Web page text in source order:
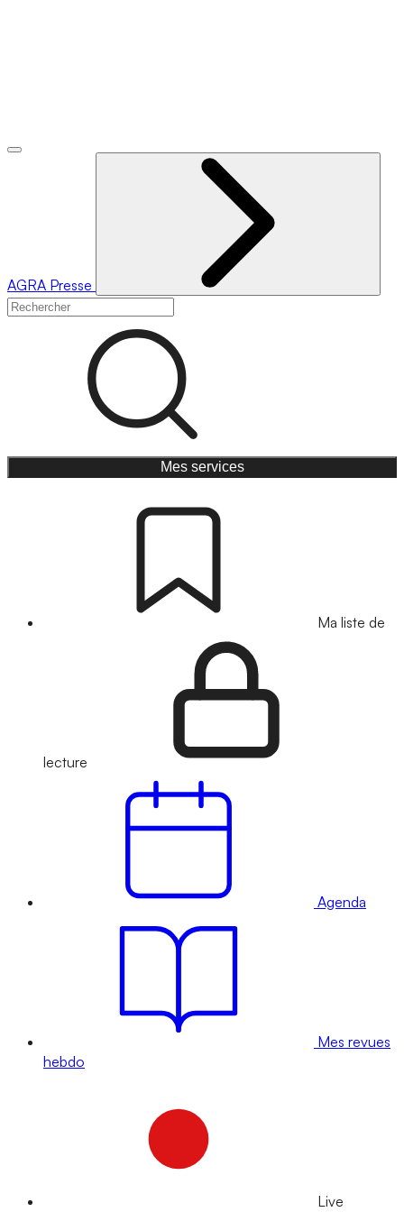
AGRA Presse
Mes services
Ma liste de
lecture
Agenda
Mes revues
hebdo
Live